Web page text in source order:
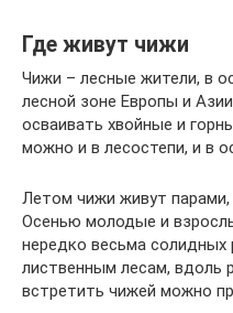
Где живут чижи
Чижи – лесные жители, в
лесной зоне Европы и
осваивать хвойные и
можно и в лесостепи, и в
Летом чижи живут
Осенью молодые и
нередко весьма
лиственным лесам, вдоль
встретить чижей можно